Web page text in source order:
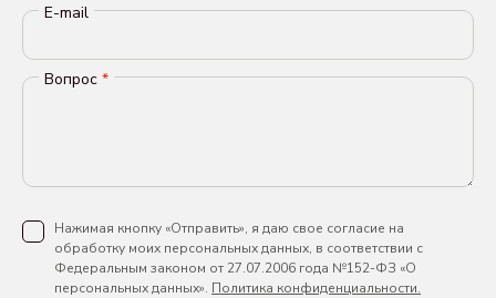
E-mail
Вопрос *
Нажимая кнопку «Отправить», я даю свое согласие на
обработку моих персональных данных, в соответствии с
Федеральным законом от 27.07.2006 года №152-ФЗ «О
персональных данных». Политика конфиденциальности.